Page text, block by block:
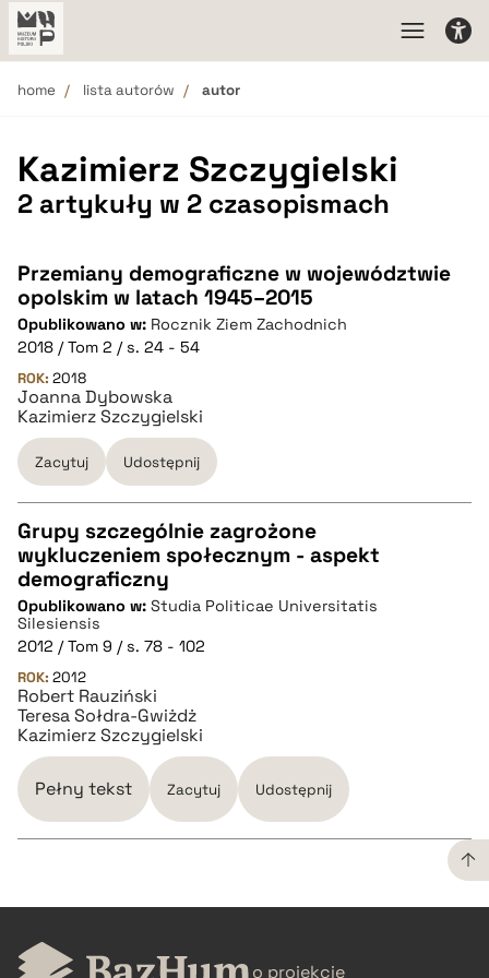
home lista autorów autor
Kazimierz Szczygielski
2 artykuły w 2 czasopismach
Przemiany demograficzne w województwie
opolskim w latach 1945–2015
Opublikowano w: Rocznik Ziem Zachodnich
2018 / Tom 2 / s. 24 - 54
ROK: 2018
Joanna Dybowska
Kazimierz Szczygielski
Zacytuj Udostępnij
CZYSTY TEKST
pobierz cytat
BIBTEX
pobierz cytat
Grupy szczególnie zagrożone
wykluczeniem społecznym - aspekt
demograficzny
Opublikowano w: Studia Politicae Universitatis
Silesiensis
2012 / Tom 9 / s. 78 - 102
ROK: 2012
Robert Rauziński
Teresa Sołdra-Gwiżdż
Kazimierz Szczygielski
Pełny tekst Zacytuj Udostępnij
CZYSTY TEKST
pobierz cytat o projekcie